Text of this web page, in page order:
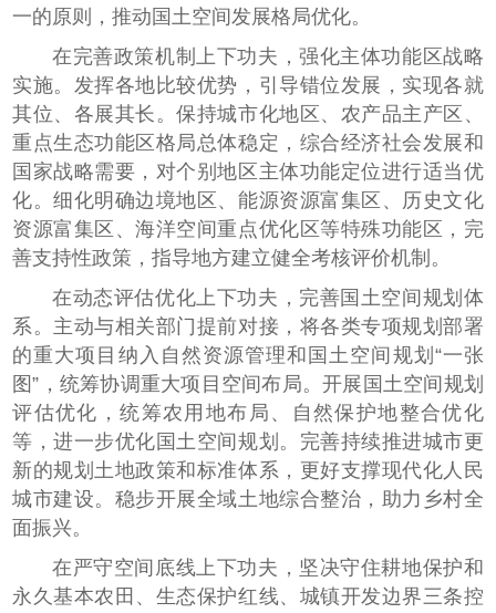
一的原则，推动国土空间发展格局优化。
在完善政策机制上下功夫，强化主体功能区战略
实施。发挥各地比较优势，引导错位发展，实现各就
其位、各展其长。保持城市化地区、农产品主产区、
重点生态功能区格局总体稳定，综合经济社会发展和
国家战略需要，对个别地区主体功能定位进行适当优
化。细化明确边境地区、能源资源富集区、历史文化
资源富集区、海洋空间重点优化区等特殊功能区，完
善支持性政策，指导地方建立健全考核评价机制。
在动态评估优化上下功夫，完善国土空间规划体
系。主动与相关部门提前对接，将各类专项规划部署
的重大项目纳入自然资源管理和国土空间规划“一张
图”，统筹协调重大项目空间布局。开展国土空间规划
评估优化，统筹农用地布局、自然保护地整合优化
等，进一步优化国土空间规划。完善持续推进城市更
新的规划土地政策和标准体系，更好支撑现代化人民
城市建设。稳步开展全域土地综合整治，助力乡村全
面振兴。
在严守空间底线上下功夫，坚决守住耕地保护和
永久基本农田、生态保护红线、城镇开发边界三条控